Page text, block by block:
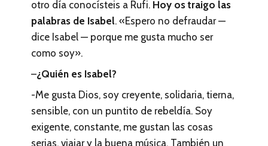
otro día conocísteis a Rufi. Hoy os traigo las
palabras de Isabel. «Espero no defraudar —
dice Isabel — porque me gusta mucho ser
como soy».
–¿Quién es Isabel?
-Me gusta Dios, soy creyente, solidaria, tierna,
sensible, con un puntito de rebeldía. Soy
exigente, constante, me gustan las cosas
serias, viajar y la buena música. También un